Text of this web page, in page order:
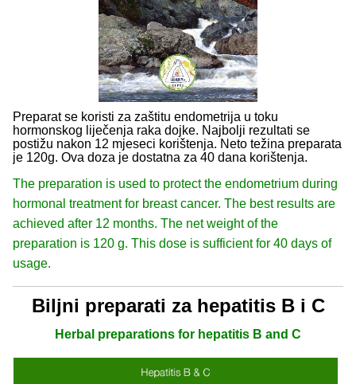
Preparat se koristi za zaštitu endometrija u toku
hormonskog liječenja raka dojke. Najbolji rezultati se
postižu nakon 12 mjeseci korištenja. Neto težina preparata
je 120g. Ova doza je dostatna za 40 dana korištenja.
The preparation is used to protect the endometrium during
hormonal treatment for breast cancer. The best results are
achieved after 12 months. The net weight of the
preparation is 120 g. This dose is sufficient for 40 days of
usage.
Biljni preparati za hepatitis B i C
Herbal preparations for hepatitis B and C